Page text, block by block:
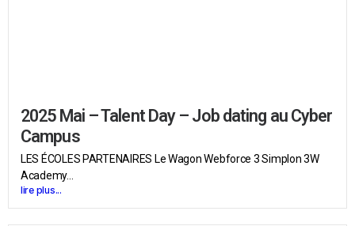
2025 Mai – Talent Day – Job dating au Cyber
Campus
LES ÉCOLES PARTENAIRES Le Wagon Webforce 3 Simplon 3W
Academy...
lire plus...